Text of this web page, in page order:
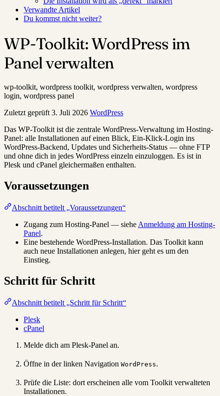
Verwandte Artikel
Du kommst nicht weiter?
WP-Toolkit: WordPress im
Panel verwalten
wp-toolkit, wordpress toolkit, wordpress verwalten, wordpress
login, wordpress panel
Zuletzt geprüft 3. Juli 2026 WordPress
Das WP-Toolkit ist die zentrale WordPress-Verwaltung im Hosting-
Panel: alle Installationen auf einen Blick, Ein-Klick-Login ins
WordPress-Backend, Updates und Sicherheits-Status — ohne FTP
und ohne dich in jedes WordPress einzeln einzuloggen. Es ist in
Plesk und cPanel gleichermaßen enthalten.
Voraussetzungen
Abschnitt betitelt „Voraussetzungen“
Zugang zum Hosting-Panel — siehe Anmeldung am Hosting-
Panel.
Eine bestehende WordPress-Installation. Das Toolkit kann
auch neue Installationen anlegen, hier geht es um den
Einstieg.
Schritt für Schritt
Abschnitt betitelt „Schritt für Schritt“
Plesk
cPanel
Melde dich am Plesk-Panel an.
Öffne in der linken Navigation WordPress.
Prüfe die Liste: dort erscheinen alle vom Toolkit verwalteten
Installationen.